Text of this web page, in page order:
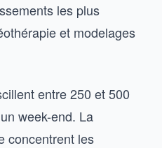
les plus
et modelages
entre 250 et 500
week-end. La
concentrent les